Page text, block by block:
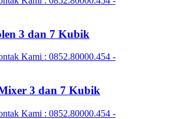
3 dan 7 Kubik
3 dan 7 Kubik